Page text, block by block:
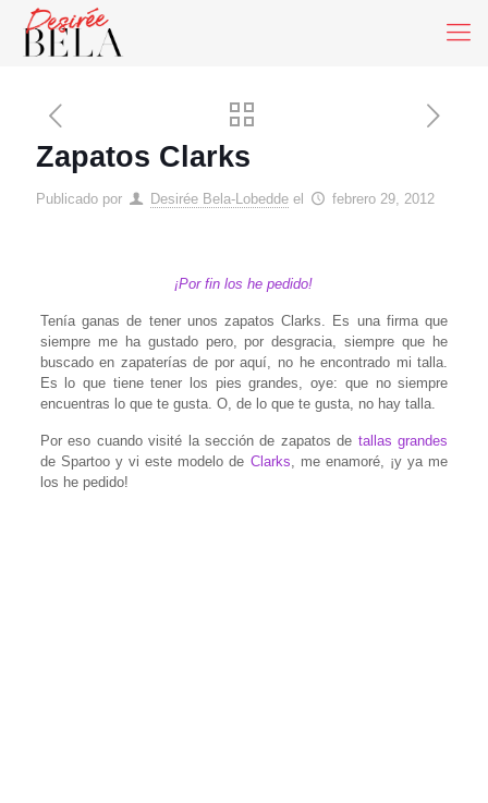
Zapatos Clarks
Publicado por Desirée Bela-Lobedde el febrero 29, 2012
¡Por fin los he pedido!
Tenía ganas de tener unos zapatos Clarks. Es una firma que
siempre me ha gustado pero, por desgracia, siempre que he
buscado en zapaterías de por aquí, no he encontrado mi talla.
Es lo que tiene tener los pies grandes, oye: que no siempre
encuentras lo que te gusta. O, de lo que te gusta, no hay talla.
Por eso cuando visité la sección de zapatos de tallas grandes
de Spartoo y vi este modelo de Clarks, me enamoré, ¡y ya me
los he pedido!